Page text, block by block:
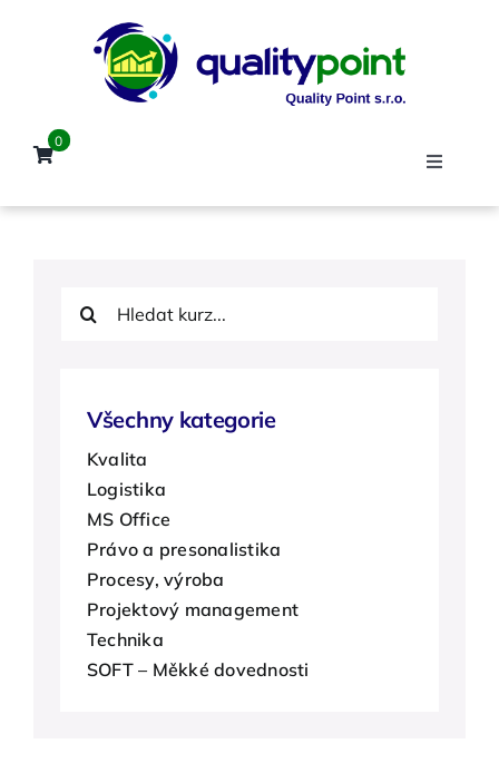
0
Toggle
Reference
Kontakty
Všechny kategorie
Kvalita
Logistika
MS Office
Právo a presonalistika
Procesy, výroba
Projektový management
Technika
SOFT – Měkké dovednosti